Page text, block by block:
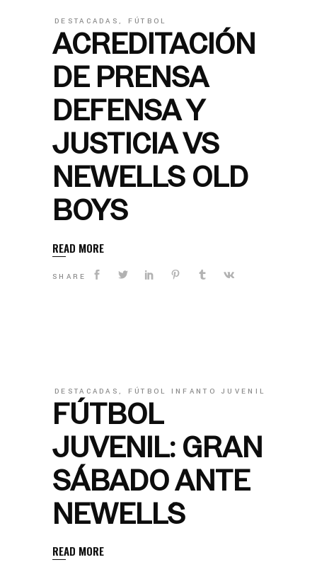
DESTACADAS, FÚTBOL
ACREDITACIÓN
DE PRENSA
DEFENSA Y
JUSTICIA VS
NEWELL´S OLD
BOYS
READ MORE
SHARE
DESTACADAS, FÚTBOL INFANTO JUVENIL
FÚTBOL
JUVENIL: GRAN
SÁBADO ANTE
NEWELL´S
READ MORE